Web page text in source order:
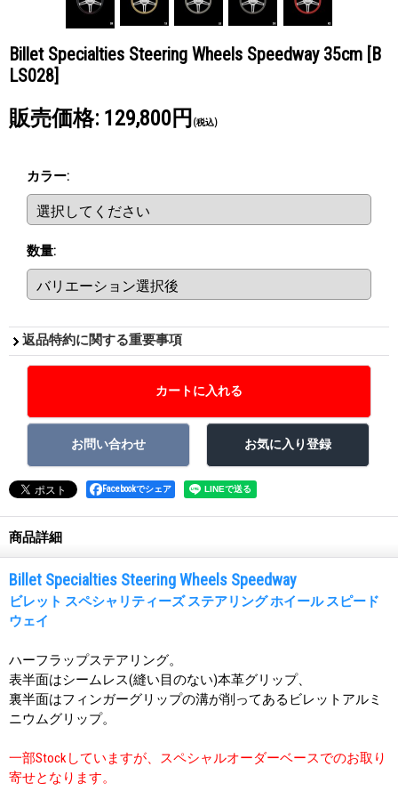
Billet Specialties Steering Wheels Speedway 35cm [B
LS028]
販売価格: 129,800円 (税込)
カラー:
数量:
返品特約に関する重要事項
Facebookでシェア
商品詳細
Billet Specialties Steering Wheels Speedway
ビレット スペシャリティーズ ステアリング ホイール スピード
ウェイ
ハーフラップステアリング。
表半面はシームレス(縫い目のない)本革グリップ、
裏半面はフィンガーグリップの溝が削ってあるビレットアルミ
ニウムグリップ。
一部Stockしていますが、スペシャルオーダーベースでのお取り
寄せとなります。